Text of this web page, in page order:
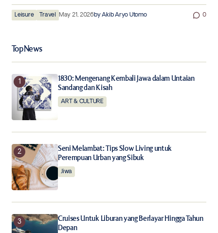
Leisure Travel May 21, 2026byAkib Aryo Utomo 0
Top News
1830: Mengenang Kembali Jawa dalam Untaian
Sandang dan Kisah
ART & CULTURE
Seni Melambat: Tips Slow Living untuk
Perempuan Urban yang Sibuk
Jiwa
Cruises Untuk Liburan yang Berlayar Hingga Tahun
Depan